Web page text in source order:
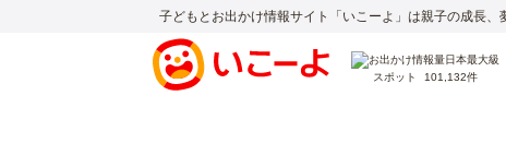
子どもとお出かけ情報サイト「いこーよ」は親子の成長、
スポット 101,132件